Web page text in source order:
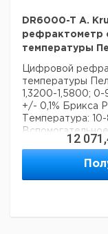
DR6000-T A.
рефрактометр
температуры
Цифровой
температуры
1,3200-1,5800; 0-
+/- 0,1% Брикса
Температура:
RI48 RI65
Технические
Описание типа
12